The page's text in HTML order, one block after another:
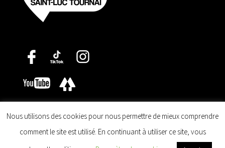
Nous utilisons des cookies pour nous permettre de mieux comprendre
comment le site est utilisé. En continuant à utiliser ce site, vous